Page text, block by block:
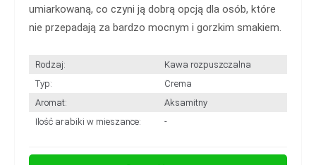
umiarkowaną, co czyni ją dobrą opcją dla osób, które
nie przepadają za bardzo mocnym i gorzkim smakiem.
Rodzaj:
Kawa rozpuszczalna
Typ:
Crema
Aromat:
Aksamitny
Ilość arabiki w mieszance:
-